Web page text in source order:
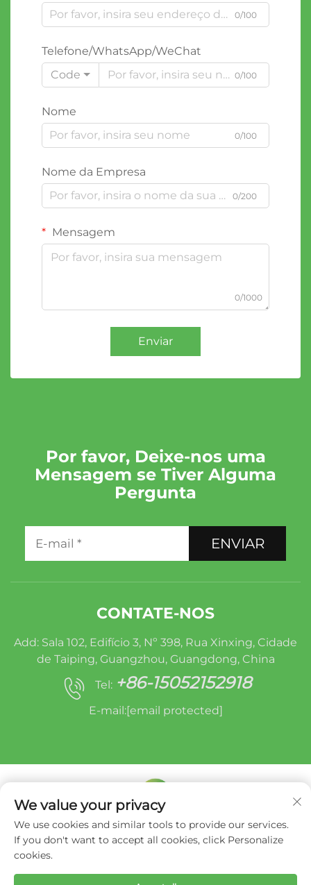
0/100
Telefone/WhatsApp/WeChat
Code
0/100
Nome
0/100
Nome da Empresa
0/200
Mensagem
0/1000
Enviar
Por favor, Deixe-nos uma
Mensagem se Tiver Alguma
Pergunta
ENVIAR
CONTATE-NOS
Add: Sala 102, Edifício 3, Nº 398, Rua Xinxing, Cidade
de Taiping, Guangzhou, Guangdong, China
Tel: +86-15052152918
E-mail:[email protected]
Direitos autorais © Miracle Oruide (guangzhou)
Auto Parts Remanufacturing Co., Ltd. - Política
We value your privacy
We use cookies and similar tools to provide our services.
If you don't want to accept all cookies, click Personalize
cookies.